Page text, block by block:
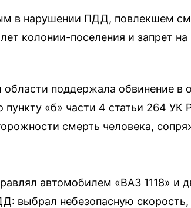
в нарушении ПДД, повлекшем
колонии-поселения и запрет
поддержала обвинение в
«б» части 4 статьи 264
смерть человека,
автомобилем «ВАЗ 1118» и
выбрал небезопасную скорость,